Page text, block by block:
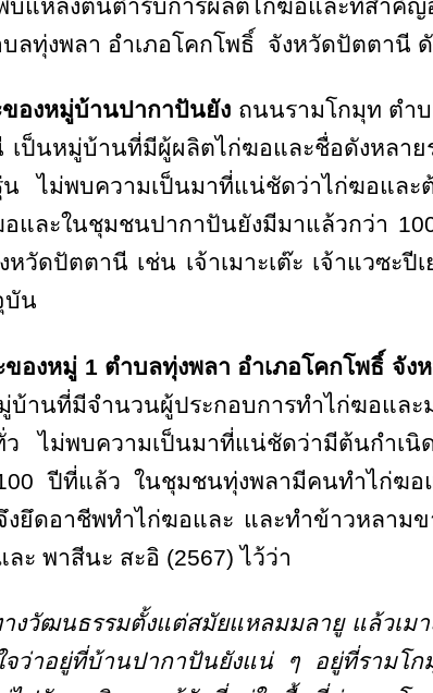
บแหล่งต้นตำรับการผลิตไก่ฆอและที่สำคั
ลทุ่งพลา อำเภอโคกโพธิ์ จังหวัดปัตตานี
องหมู่บ้านปากาปันยัง ถนนรามโกมุท ตำ
เป็นหมู่บ้านที่มีผู้ผลิตไก่ฆอและชื่อดังหลา
ไม่พบความเป็นมาที่แน่ชัดว่าไก่ฆอและ
อและในชุมชนปากาปันยังมีมาแล้วกว่า
ดปัตตานี เช่น เจ้าเมาะเต๊ะ เจ้าแวซะปีเ
บัน
องหมู่ 1 ตำบลทุ่งพลา อำเภอโคกโพธิ์ จัง
บ้านที่มีจำนวนผู้ประกอบการทำไก่ฆอแล
ว ไม่พบความเป็นมาที่แน่ชัดว่ามีต้นกำเ
ปีที่แล้ว ในชุมชนทุ่งพลามีคนทำไก่ฆอ
ยึดอาชีพทำไก่ฆอและ และทำข้าวหลาม
ละ พาสีนะ สะอิ (2567) ไว้ว่า
งวัฒนธรรมตั้งแต่สมัยแหลมมลายู แล้วเม
ว่าอยู่ที่บ้านปากาปันยังแน่ ๆ อยู่ที่รามโ